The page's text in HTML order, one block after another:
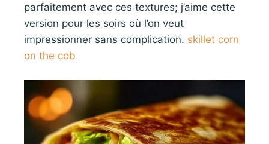
parfaitement avec ces textures; j’aime cette
version pour les soirs où l’on veut
impressionner sans complication. skillet corn
on the cob